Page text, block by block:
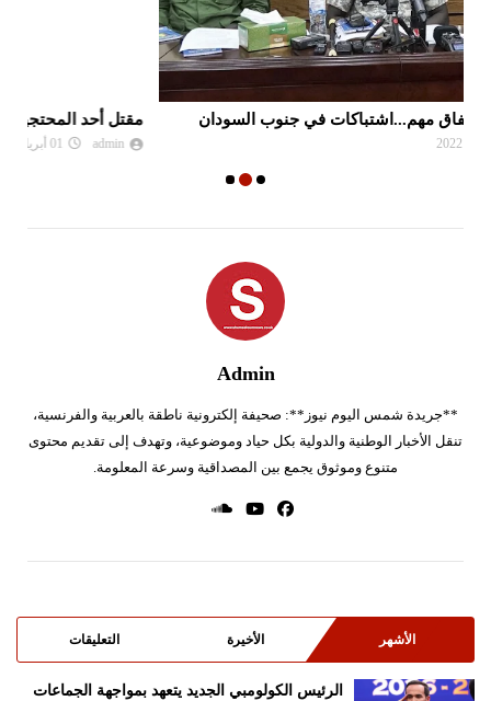
مقتل أحد المحتجين برصاص قوات الأمن في العاصمة السودانية
admin
Admin
**جريدة شمس اليوم نيوز**: صحيفة إلكترونية ناطقة بالعربية والفرنسية،
تنقل الأخبار الوطنية والدولية بكل حياد وموضوعية، وتهدف إلى تقديم محتوى
متنوع وموثوق يجمع بين المصداقية وسرعة المعلومة.
الأشهر الأخيرة التعليقات
الرئيس الكولومبي الجديد يتعهد بمواجهة الجماعات